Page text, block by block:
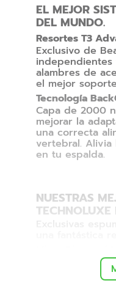
EL MEJOR
DEL MUNDO.
Resortes T3
Exclusivo de
alambres de
el mejor
Tecnología
Capa de 2000
mejorar la
una correcta
vertebral.
en tu espalda.
NUESTRAS
Espuma con
carbono de
para hacer el